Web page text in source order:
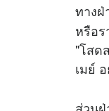
ทางฝ่
หรือ
"โสด
เมย์
ส่วน